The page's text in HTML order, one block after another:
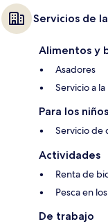
Servicios de
Alimentos y
Asadores
Servicio a
Para los niños
Servicio de
Actividades
Renta de
Pesca en
De trabajo